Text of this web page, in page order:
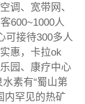
调、宽带网、
600~1000人
可接待300多人
惠，卡拉ok
园、康疗中心
素有“蜀山第
内罕见的热矿